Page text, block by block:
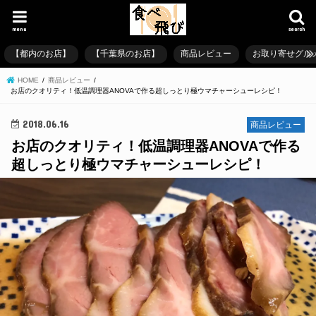
search
menu
【都内のお店】 【千葉県のお店】 商品レビュー お取り寄せグル
HOME
商品レビュー
お店のクオリティ！低温調理器ANOVAで作る超しっとり極ウマチャーシューレシピ！
商品レビュー
2018.06.16
お店のクオリティ！低温調理器ANOVAで作る
超しっとり極ウマチャーシューレシピ！